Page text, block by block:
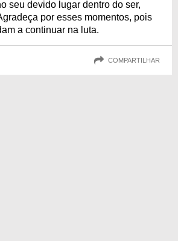
seu devido lugar dentro do ser,
por esses momentos, pois
a continuar na luta.
COMPARTILHAR